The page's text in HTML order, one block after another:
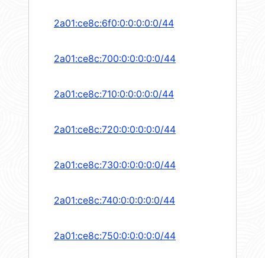
2a01:ce8c:6f0:0:0:0:0:0/44
2a01:ce8c:700:0:0:0:0:0/44
2a01:ce8c:710:0:0:0:0:0/44
2a01:ce8c:720:0:0:0:0:0/44
2a01:ce8c:730:0:0:0:0:0/44
2a01:ce8c:740:0:0:0:0:0/44
2a01:ce8c:750:0:0:0:0:0/44